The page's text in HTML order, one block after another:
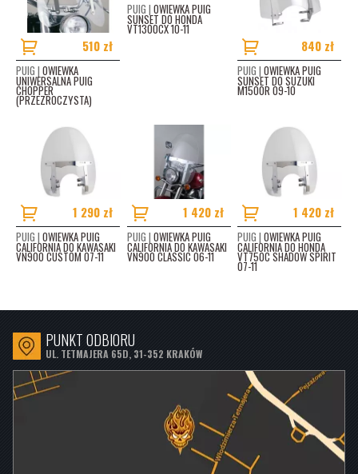
510 zł
PUIG | OWIEWKA
UNIWERSALNA PUIG
CHOPPER
(PRZEZROCZYSTA)
PUIG | OWIEWKA PUIG
SUNSET DO HONDA
VT1300CX 10-11
840 zł
PUIG | OWIEWKA PUIG
SUNSET DO SUZUKI
M1500R 09-10
1 290 zł
PUIG | OWIEWKA PUIG
CALIFORNIA DO KAWASAKI
VN900 CUSTOM 07-11
1 420 zł
PUIG | OWIEWKA PUIG
CALIFORNIA DO KAWASAKI
VN900 CLASSIC 06-11
1 420 zł
PUIG | OWIEWKA PUIG
CALIFORNIA DO HONDA
VT750C SHADOW SPIRIT
07-11
PUNKT ODBIORU
UL. TETMAJERA 65D, 31-352 KRAKÓW